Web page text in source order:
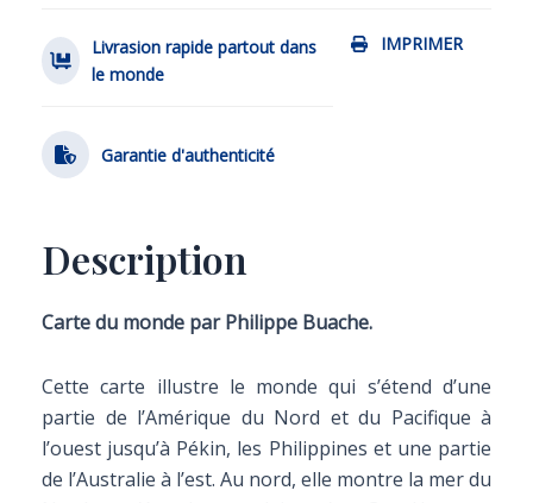
IMPRIMER
Livrasion rapide partout dans
le monde
Garantie d'authenticité
Description
Carte du monde par Philippe Buache.
Cette carte illustre le monde qui s’étend d’une
partie de l’Amérique du Nord et du Pacifique à
l’ouest jusqu’à Pékin, les Philippines et une partie
de l’Australie à l’est. Au nord, elle montre la mer du